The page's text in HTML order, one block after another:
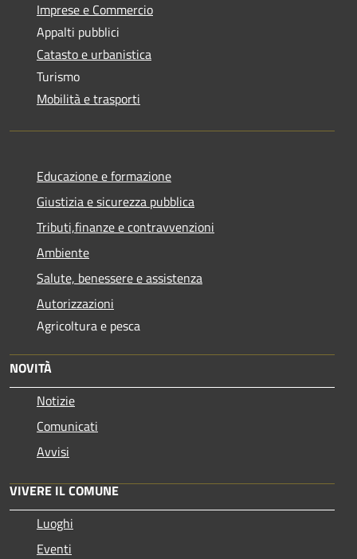
Imprese e Commercio
Appalti pubblici
Catasto e urbanistica
Turismo
Mobilità e trasporti
Educazione e formazione
Giustizia e sicurezza pubblica
Tributi,finanze e contravvenzioni
Ambiente
Salute, benessere e assistenza
Autorizzazioni
Agricoltura e pesca
NOVITÀ
Notizie
Comunicati
Avvisi
VIVERE IL COMUNE
Luoghi
Eventi